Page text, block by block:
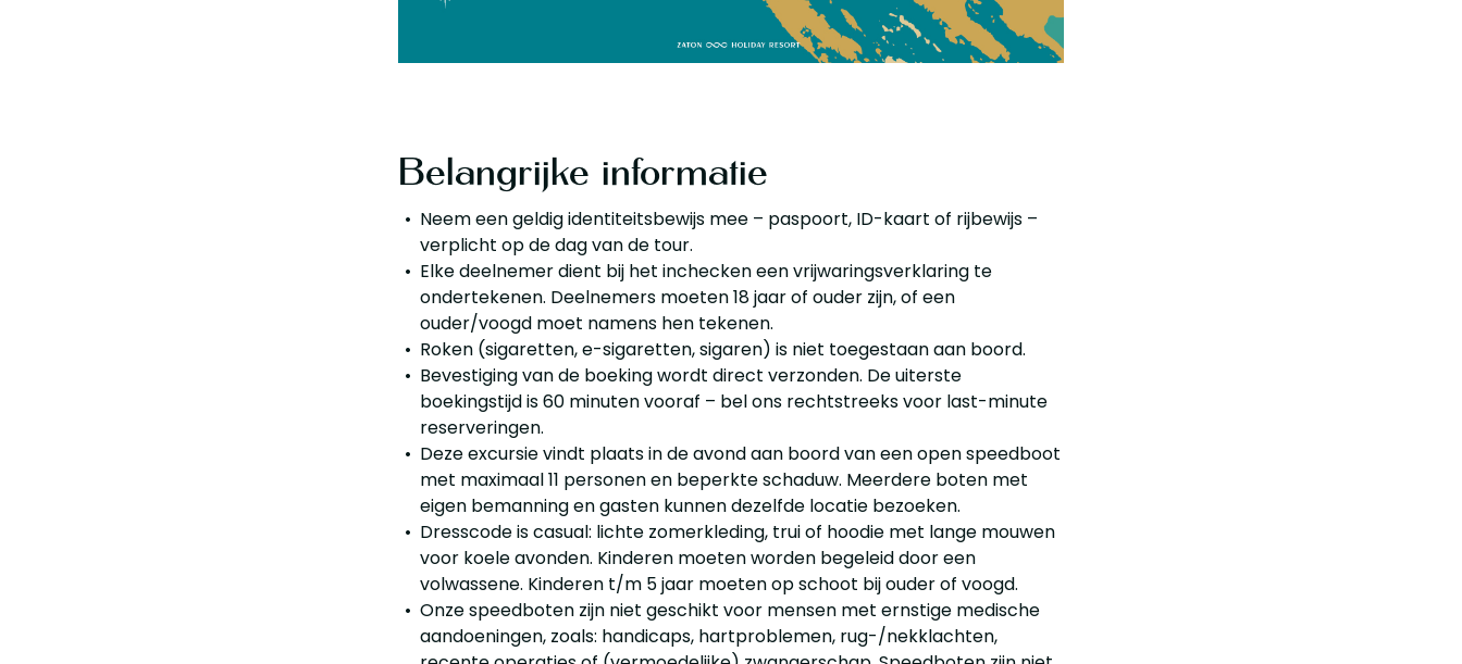
Belangrijke informatie
Neem een geldig identiteitsbewijs mee – paspoort, ID-kaart of rijbewijs –
verplicht op de dag van de tour.
Elke deelnemer dient bij het inchecken een vrijwaringsverklaring te
ondertekenen. Deelnemers moeten 18 jaar of ouder zijn, of een
ouder/voogd moet namens hen tekenen.
Roken (sigaretten, e-sigaretten, sigaren) is niet toegestaan aan boord.
Bevestiging van de boeking wordt direct verzonden. De uiterste
boekingstijd is 60 minuten vooraf – bel ons rechtstreeks voor last-minute
reserveringen.
Deze excursie vindt plaats in de avond aan boord van een open speedboot
met maximaal 11 personen en beperkte schaduw. Meerdere boten met
eigen bemanning en gasten kunnen dezelfde locatie bezoeken.
Dresscode is casual: lichte zomerkleding, trui of hoodie met lange mouwen
voor koele avonden. Kinderen moeten worden begeleid door een
volwassene. Kinderen t/m 5 jaar moeten op schoot bij ouder of voogd.
Onze speedboten zijn niet geschikt voor mensen met ernstige medische
aandoeningen, zoals: handicaps, hartproblemen, rug-/nekklachten,